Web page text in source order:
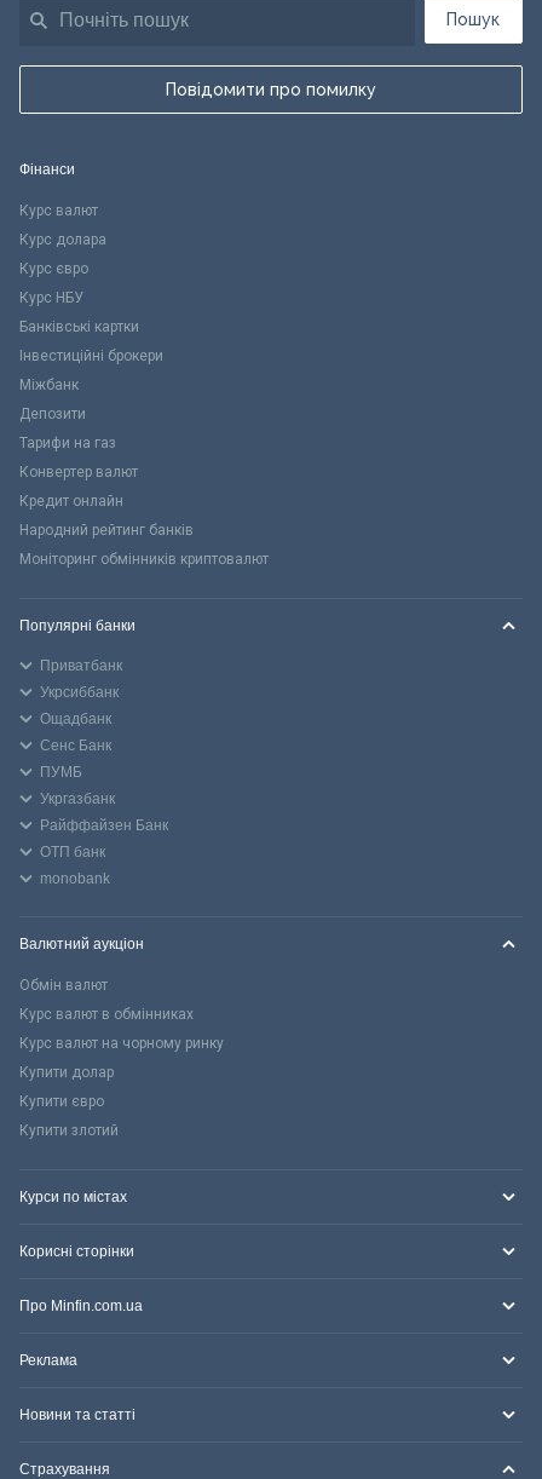
Пошук
Повідомити про помилку
Фінанси
Курс валют
Курс долара
Курс євро
Курс НБУ
Банківські картки
Інвестиційні брокери
Міжбанк
Депозити
Тарифи на газ
Конвертер валют
Кредит онлайн
Народний рейтинг банків
Моніторинг обмінників криптовалют
Популярні банки
Приватбанк
Укрсиббанк
Ощадбанк
Сенс Банк
ПУМБ
Укргазбанк
Райффайзен Банк
ОТП банк
monobank
Валютний аукціон
Обмін валют
Курс валют в обмінниках
Курс валют на чорному ринку
Купити долар
Купити євро
Купити злотий
Курси по містах
Корисні сторінки
Про Minfin.com.ua
Реклама
Новини та статті
Страхування